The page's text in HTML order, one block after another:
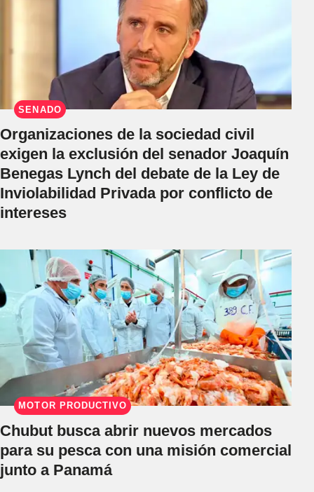
SENADO
Organizaciones de la sociedad civil
exigen la exclusión del senador Joaquín
Benegas Lynch del debate de la Ley de
Inviolabilidad Privada por conflicto de
intereses
MOTOR PRODUCTIVO
Chubut busca abrir nuevos mercados
para su pesca con una misión comercial
junto a Panamá